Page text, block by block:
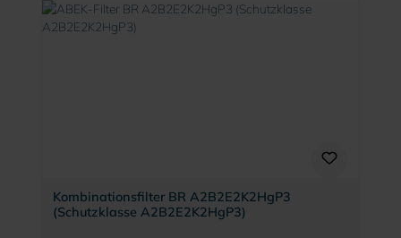
Kombinationsfilter BR A2B2E2K2HgP3
(Schutzklasse A2B2E2K2HgP3)